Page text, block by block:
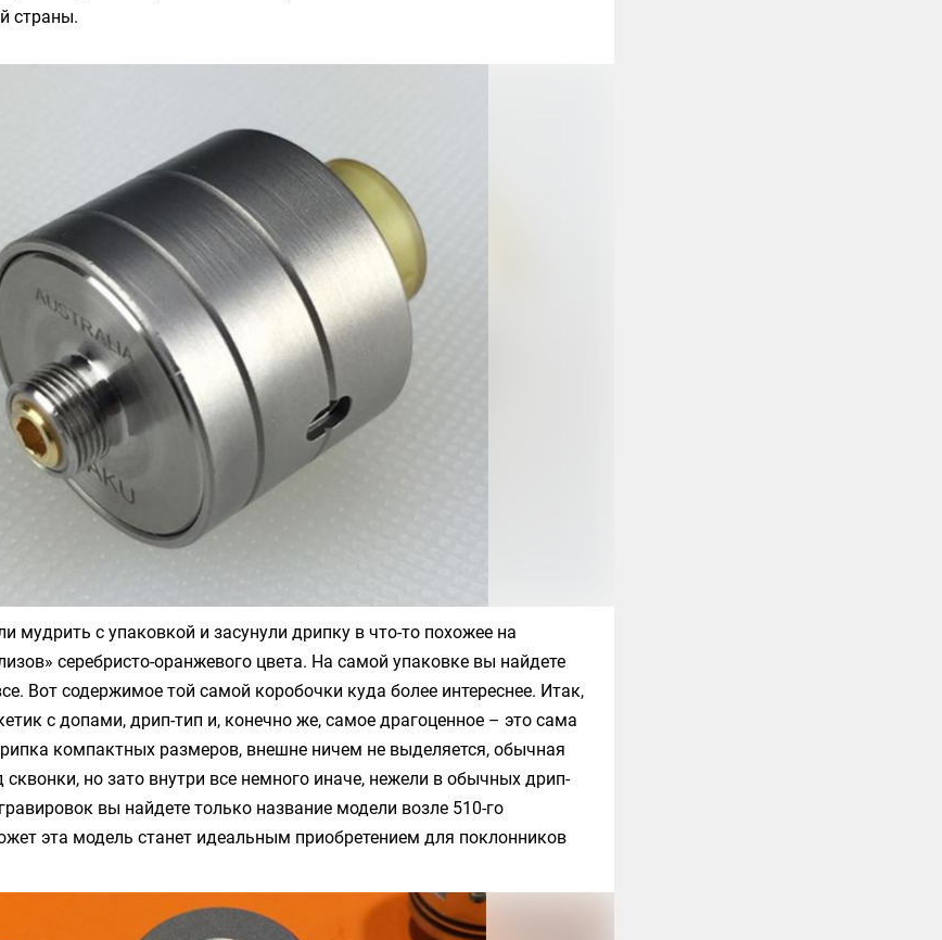
страны.
мудрить с упаковкой и засунули дрипку в что-то похожее на
серебристо-оранжевого цвета. На самой упаковке вы найдете
Вот содержимое той самой коробочки куда более интереснее. Итак,
с допами, дрип-тип и, конечно же, самое драгоценное – это сама
компактных размеров, внешне ничем не выделяется, обычная
сквонки, но зато внутри все немного иначе, нежели в обычных дрип-
вы найдете только название модели возле 510-го
эта модель станет идеальным приобретением для поклонников